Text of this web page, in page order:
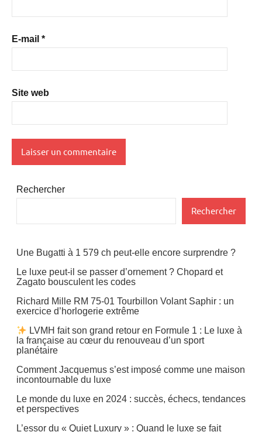
E-mail *
Site web
Rechercher
Rechercher
Une Bugatti à 1 579 ch peut-elle encore surprendre ?
Le luxe peut-il se passer d’ornement ? Chopard et
Zagato bousculent les codes
Richard Mille RM 75-01 Tourbillon Volant Saphir : un
exercice d’horlogerie extrême
LVMH fait son grand retour en Formule 1 : Le luxe à
la française au cœur du renouveau d’un sport
planétaire
Comment Jacquemus s’est imposé comme une maison
incontournable du luxe
Le monde du luxe en 2024 : succès, échecs, tendances
et perspectives
L’essor du « Quiet Luxury » : Quand le luxe se fait